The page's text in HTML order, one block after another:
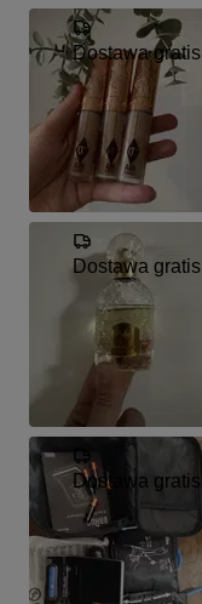
Dostawa gratis
Dostawa gratis
Dostawa gratis